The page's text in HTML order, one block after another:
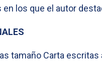
los que el autor
tamaño Carta escritas